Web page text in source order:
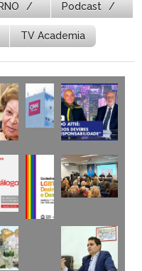
Podcast
TV Academia